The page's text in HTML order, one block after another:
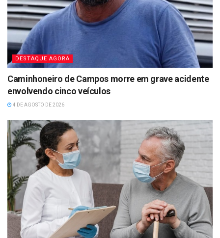
DESTAQUE AGORA
Caminhoneiro de Campos morre em grave acidente
envolvendo cinco veículos
4 DE AGOSTO DE 2026